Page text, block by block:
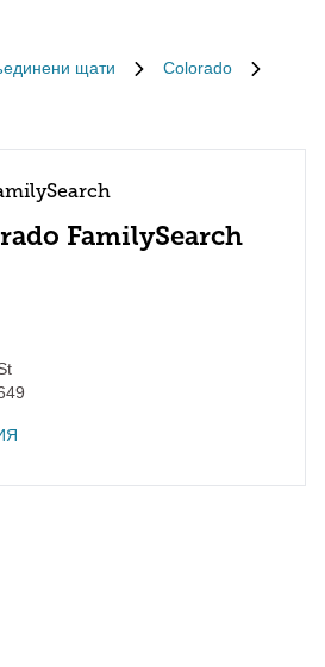
щати
Colorado
FamilySearch